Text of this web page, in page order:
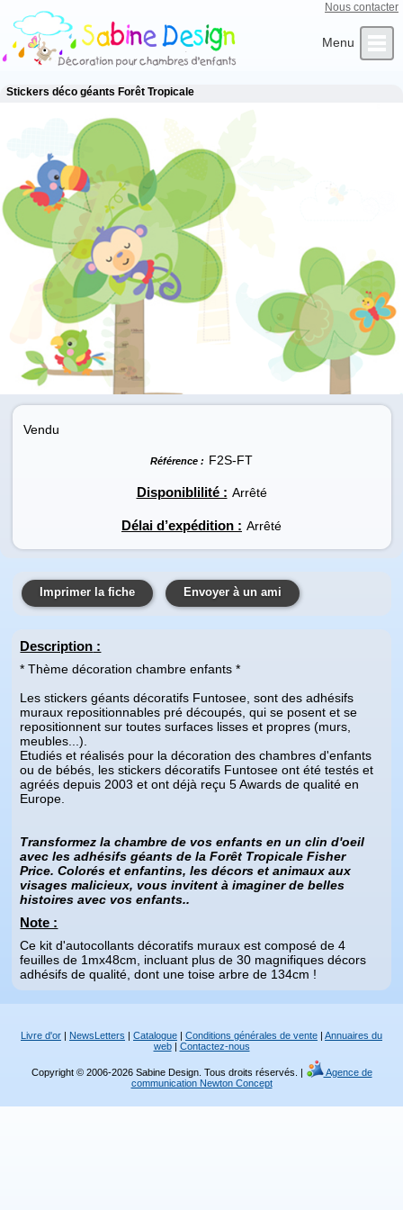
Nous contacter
Accueil
Qui sommes-nous ?
L’Artiste
Infos Clients
Contact
Stickers déco géants Forêt Tropicale
Vendu
Référence : F2S-FT
Disponiblilité : Arrêté
Délai d’expédition : Arrêté
Imprimer la fiche Envoyer à un ami
Description :
* Thème décoration chambre enfants *
Les stickers géants décoratifs Funtosee, sont des adhésifs
muraux repositionnables pré découpés, qui se posent et se
repositionnent sur toutes surfaces lisses et propres (murs,
meubles...).
Etudiés et réalisés pour la décoration des chambres d'enfants
ou de bébés, les stickers décoratifs Funtosee ont été testés et
agréés depuis 2003 et ont déjà reçu 5 Awards de qualité en
Europe.
Transformez la chambre de vos enfants en un clin d'oeil
avec les adhésifs géants de la Forêt Tropicale Fisher
Price. Colorés et enfantins, les décors et animaux aux
visages malicieux, vous invitent à imaginer de belles
histoires avec vos enfants..
Note :
Ce kit d'autocollants décoratifs muraux est composé de 4
feuilles de 1mx48cm, incluant plus de 30 magnifiques décors
adhésifs de qualité, dont une toise arbre de 134cm !
Livre d'or | NewsLetters | Catalogue | Conditions générales de vente | Annuaires du
web| Contactez-nous
Copyright © 2006-2026 Sabine Design. Tous droits réservés. |
Agence de
communication Newton Concept